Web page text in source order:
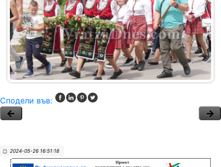
Сподели във:
2024-05-26 16:51:18